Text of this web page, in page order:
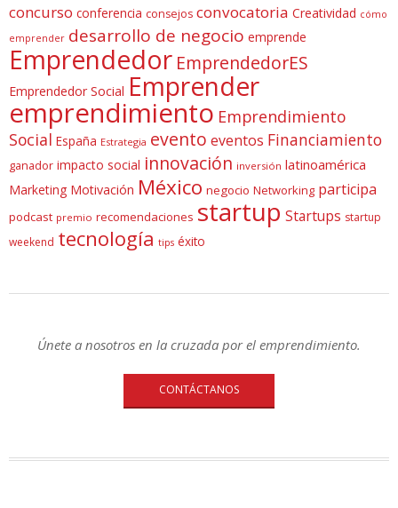
concurso conferencia consejos convocatoria Creatividad cómo
emprender desarrollo de negocio emprende
Emprendedor EmprendedorES
Emprendedor Social Emprender
emprendimiento Emprendimiento
Social España Estrategia evento eventos Financiamiento
ganador impacto social innovación inversión latinoamérica
Marketing Motivación México negocio Networking participa
podcast premio recomendaciones startup Startups startup
weekend tecnología tips éxito
Únete a nosotros en la cruzada por el emprendimiento.
CONTÁCTANOS